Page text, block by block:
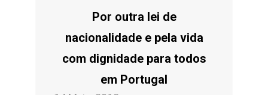
Por outra lei de
nacionalidade e pela vida
com dignidade para todos
em Portugal